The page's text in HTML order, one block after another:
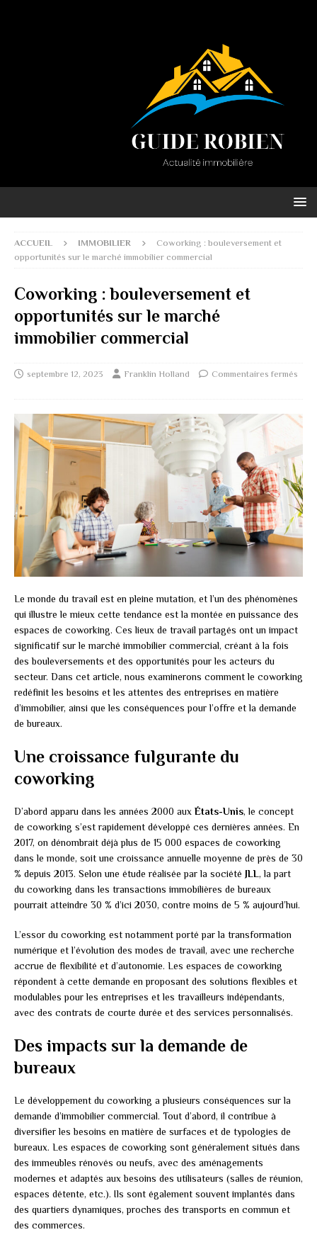
ACCUEIL IMMOBILIER
Coworking : bouleversement et
opportunités sur le marché immobilier commercial
Coworking : bouleversement et
opportunités sur le marché
immobilier commercial
septembre 12, 2023 Franklin Holland Commentaires fermés
Le monde du travail est en pleine mutation, et l’un des phénomènes
qui illustre le mieux cette tendance est la montée en puissance des
espaces de coworking. Ces lieux de travail partagés ont un impact
significatif sur le marché immobilier commercial, créant à la fois
des bouleversements et des opportunités pour les acteurs du
secteur. Dans cet article, nous examinerons comment le coworking
redéfinit les besoins et les attentes des entreprises en matière
d’immobilier, ainsi que les conséquences pour l’offre et la demande
de bureaux.
Une croissance fulgurante du
coworking
D’abord apparu dans les années 2000 aux États-Unis, le concept
de coworking s’est rapidement développé ces dernières années. En
2017, on dénombrait déjà plus de 15 000 espaces de coworking
dans le monde, soit une croissance annuelle moyenne de près de 30
% depuis 2013. Selon une étude réalisée par la société JLL , la part
du coworking dans les transactions immobilières de bureaux
pourrait atteindre 30 % d’ici 2030, contre moins de 5 % aujourd’hui.
L’essor du coworking est notamment porté par la transformation
numérique et l’évolution des modes de travail, avec une recherche
accrue de flexibilité et d’autonomie. Les espaces de coworking
répondent à cette demande en proposant des solutions flexibles et
modulables pour les entreprises et les travailleurs indépendants,
avec des contrats de courte durée et des services personnalisés.
Des impacts sur la demande de
bureaux
Le développement du coworking a plusieurs conséquences sur la
demande d’immobilier commercial. Tout d’abord, il contribue à
diversifier les besoins en matière de surfaces et de typologies de
bureaux. Les espaces de coworking sont généralement situés dans
des immeubles rénovés ou neufs, avec des aménagements
modernes et adaptés aux besoins des utilisateurs (salles de réunion,
espaces détente, etc.). Ils sont également souvent implantés dans
des quartiers dynamiques, proches des transports en commun et
des commerces.